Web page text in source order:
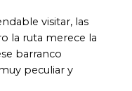
visitar, las
la ruta merece la
barranco
peculiar y